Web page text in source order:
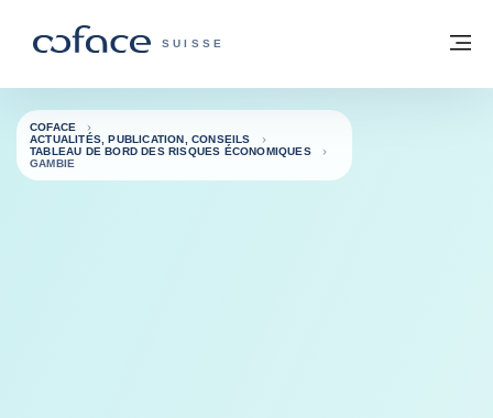
COFACE, FOR TRADE - PAGE
SUISSE
Retour à la page d'accueil
COFACE
ACTUALITÉS, PUBLICATION, CONSEILS
TABLEAU DE BORD DES RISQUES ÉCONOMIQUES
GAMBIE